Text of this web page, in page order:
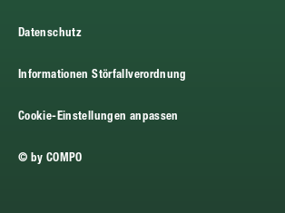
Datenschutz
Informationen Störfallverordnung
Cookie-Einstellungen anpassen
© by COMPO